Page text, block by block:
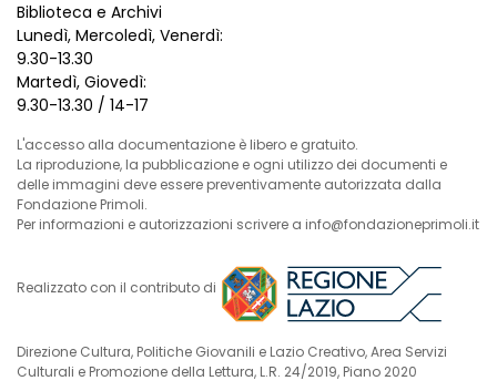
Biblioteca e Archivi
Lunedì, Mercoledì, Venerdì:
9.30-13.30
Martedì, Giovedì:
9.30-13.30 / 14-17
L'accesso alla documentazione è libero e gratuito.
La riproduzione, la pubblicazione e ogni utilizzo dei documenti e
delle immagini deve essere preventivamente autorizzata dalla
Fondazione Primoli.
Per informazioni e autorizzazioni scrivere a info@fondazioneprimoli.it
Realizzato con il contributo di
Direzione Cultura, Politiche Giovanili e Lazio Creativo, Area Servizi
Culturali e Promozione della Lettura, L.R. 24/2019, Piano 2020